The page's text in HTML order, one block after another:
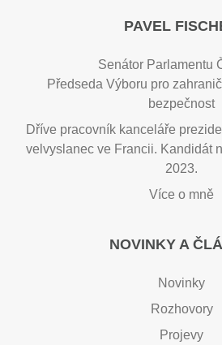
PAVEL
Senátor
Předseda Výboru pro
bezpečnost
Dříve pracovník kanceláře
velvyslanec ve Francii. Kandidát
2023.
Více o mně
NOVINKY A
Novinky
Rozhovory
Projevy